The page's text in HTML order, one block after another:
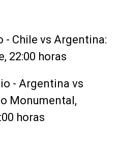
- Chile vs Argentina:
22:00 horas
- Argentina vs
Monumental,
horas